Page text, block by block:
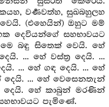
වර්‍ණවත්හ, සුඛබහුලහ
(එහෙයින්) ඔහුට මම්
දෙවියන්ගේ සහභාවයට
බඳු සිතෙක් වෙයි. හේ
... හේ වස්ත්‍ර දෙයි. ...
... හේ ගඳ දෙයි. ... හේ
... හේ වෙසෙනතැන්
හේ කාබුන් මරණින්
පැමිණේ.